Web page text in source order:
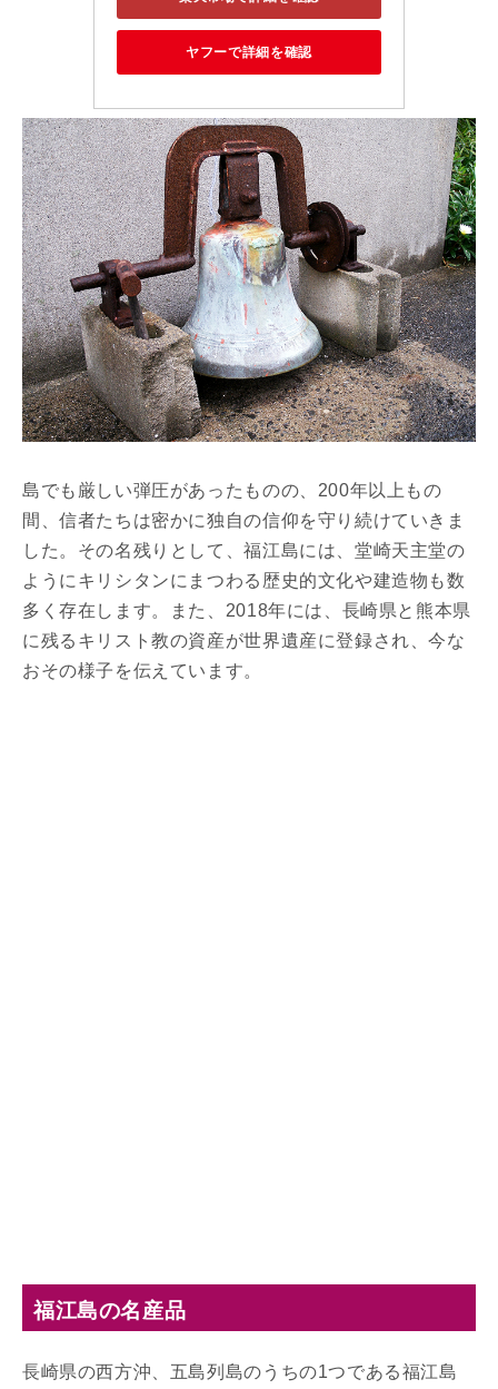
ヤフーで詳細を確認
島でも厳しい弾圧があったものの、200年以上もの
間、信者たちは密かに独自の信仰を守り続けていきま
した。その名残りとして、福江島には、堂崎天主堂の
ようにキリシタンにまつわる歴史的文化や建造物も数
多く存在します。また、2018年には、長崎県と熊本県
に残るキリスト教の資産が世界遺産に登録され、今な
おその様子を伝えています。
福江島の名産品
長崎県の西方沖、五島列島のうちの1つである福江島